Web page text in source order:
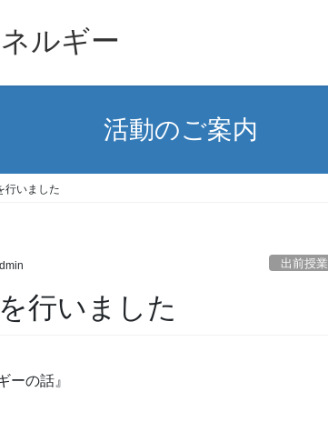
ルギー
活動のご案内
行いました
出前授業
行いました
の話』